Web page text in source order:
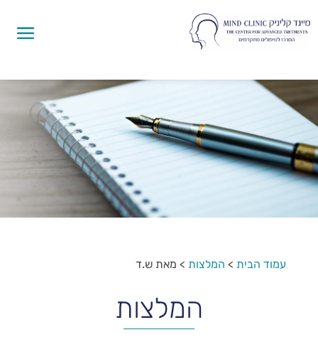
עמוד הבית > המלצות > מאת ש.ד
המלצות